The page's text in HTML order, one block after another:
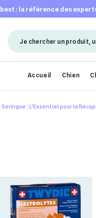
: la référence des
Accueil Chien
: L'Essentiel pour la